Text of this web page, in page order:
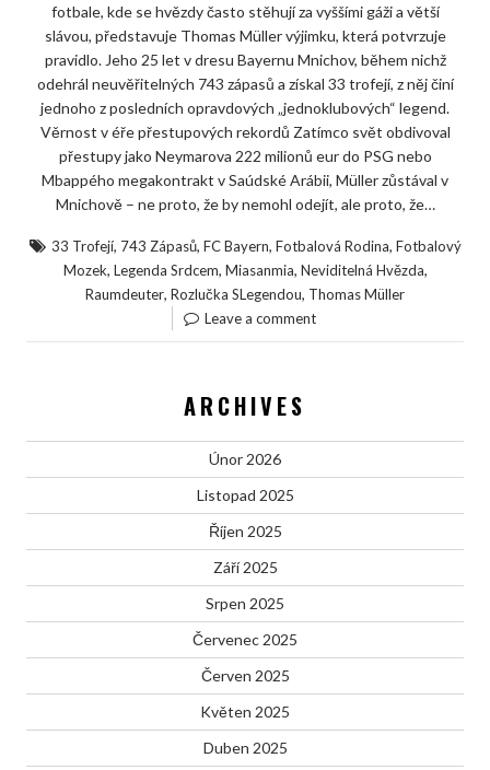
fotbale, kde se hvězdy často stěhují za vyššími gáži a větší
slávou, představuje Thomas Müller výjimku, která potvrzuje
pravidlo. Jeho 25 let v dresu Bayernu Mnichov, během nichž
odehrál neuvěřitelných 743 zápasů a získal 33 trofejí, z něj činí
jednoho z posledních opravdových „jednoklubových“ legend.
Věrnost v éře přestupových rekordů Zatímco svět obdivoval
přestupy jako Neymarova 222 milionů eur do PSG nebo
Mbappého megakontrakt v Saúdské Arábii, Müller zůstával v
Mnichově – ne proto, že by nemohl odejít, ale proto, že…
33 Trofejí, 743 Zápasů, FC Bayern, Fotbalová Rodina, Fotbalový
Mozek, Legenda Srdcem, Miasanmia, Neviditelná Hvězda,
Raumdeuter, Rozlučka SLegendou, Thomas Müller
Leave a comment
ARCHIVES
Únor 2026
Listopad 2025
Říjen 2025
Září 2025
Srpen 2025
Červenec 2025
Červen 2025
Květen 2025
Duben 2025